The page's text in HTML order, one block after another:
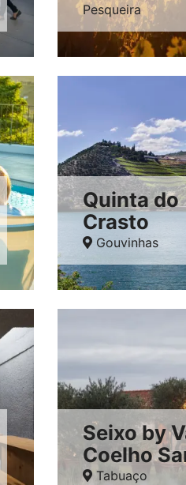
Pesqueira
Quinta do
Crasto
Gouvinhas
Seixo by
Coelho
Tabuaço